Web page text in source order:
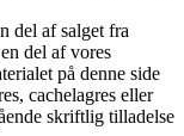
del af salget fra
del af vores
på denne side
cachelagres eller
skriftlig tilladelse